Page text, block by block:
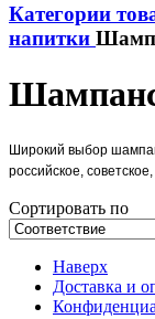
Категории
напитки
Широкий выбор
российское,
Сортировать по
Наверх
Доставка и